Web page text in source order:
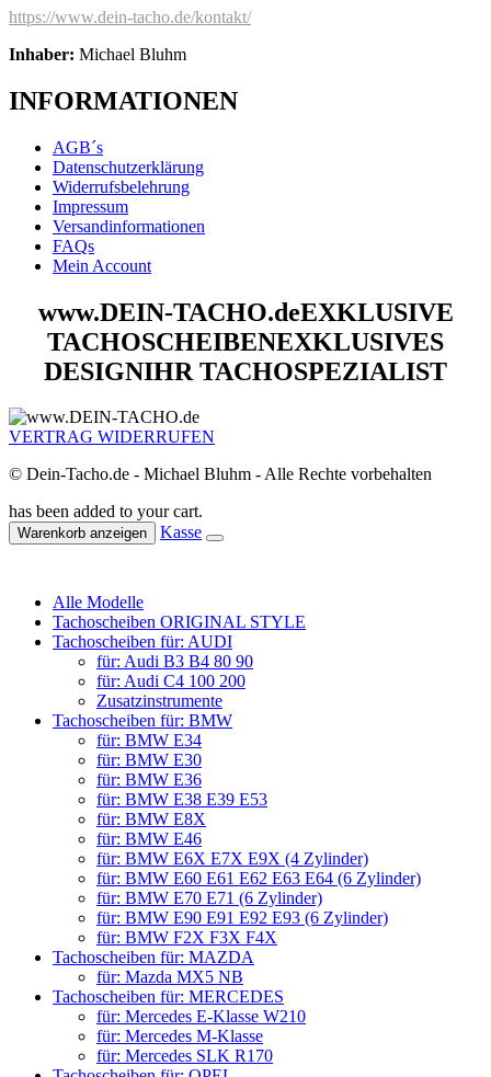
https://www.dein-tacho.de/kontakt/
Inhaber: Michael Bluhm
INFORMATIONEN
AGB´s
Datenschutzerklärung
Widerrufsbelehrung
Impressum
Versandinformationen
FAQs
Mein Account
www.DEIN-TACHO.deEXKLUSIVE
TACHOSCHEIBENEXKLUSIVES
DESIGNIHR TACHOSPEZIALIST
VERTRAG WIDERRUFEN
© Dein-Tacho.de - Michael Bluhm - Alle Rechte vorbehalten
has been added to your cart.
Warenkorb anzeigen Kasse
Alle Modelle
Tachoscheiben ORIGINAL STYLE
Tachoscheiben für: AUDI
für: Audi B3 B4 80 90
für: Audi C4 100 200
Zusatzinstrumente
Tachoscheiben für: BMW
für: BMW E34
für: BMW E30
für: BMW E36
für: BMW E38 E39 E53
für: BMW E8X
für: BMW E46
für: BMW E6X E7X E9X (4 Zylinder)
für: BMW E60 E61 E62 E63 E64 (6 Zylinder)
für: BMW E70 E71 (6 Zylinder)
für: BMW E90 E91 E92 E93 (6 Zylinder)
für: BMW F2X F3X F4X
Tachoscheiben für: MAZDA
für: Mazda MX5 NB
Tachoscheiben für: MERCEDES
für: Mercedes E-Klasse W210
für: Mercedes M-Klasse
für: Mercedes SLK R170